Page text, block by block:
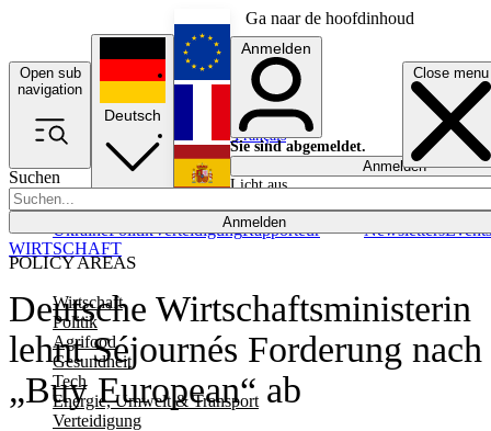
Ga naar de hoofdinhoud
Open sub
navigation
Close menu
Suchen
Anmelden
POLICY AREAS
Wirtschaft
Politik
Agrifood
Gesundheit
Tech
Energie, Umwelt & Transport
Verteidigung
UkrainePolitikVerteidigungRapporteur NewslettersEvents
Deutsch
English
Français
Anmelden
Sie sind abgemeldet.
Anmelden
Licht aus
Deutsche Wirtschaftsministerin
lehnt Séjournés Forderung nach
„Buy European“ ab
WIRTSCHAFT